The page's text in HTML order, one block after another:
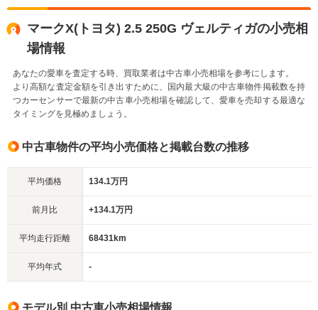
マークX(トヨタ) 2.5 250G ヴェルティガの小売相
場情報
あなたの愛車を査定する時、買取業者は中古車小売相場を参考にします。
より高額な査定金額を引き出すために、国内最大級の中古車物件掲載数を持
つカーセンサーで最新の中古車小売相場を確認して、愛車を売却する最適な
タイミングを見極めましょう。
中古車物件の平均小売価格と掲載台数の推移
平均価格 134.1万円
前月比 +134.1万円
平均走行距離 68431km
平均年式 -
モデル別 中古車小売相場情報